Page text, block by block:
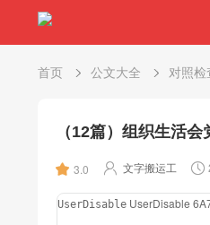
首页 公文大全 对照检
（12篇）组织生活
3.0 文字搬运工
UserDisable UserDisable